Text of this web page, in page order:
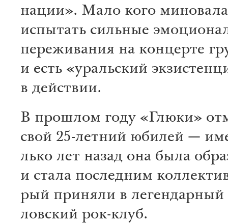
нации». Мало кого
испытать сильные
переживания на концерте
и есть «уральский
в действии.
В прошлом году «Глюки»
свой 25-ле­тний юбилей —
лько лет назад она была
и стала пос­лед­ним
рый при­ня­ли в
ловский рок-клуб.